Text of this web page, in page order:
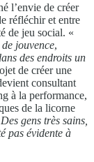
l’envie de créer
réfléchir et entre
de jeu social. «
jouvence,
des endroits un
de créer une
consultant
à la performance,
de la licorne
Des gens très sains,
pas évidente à